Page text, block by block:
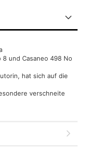
und Casaneo 498 No
hat sich auf die
verschneite